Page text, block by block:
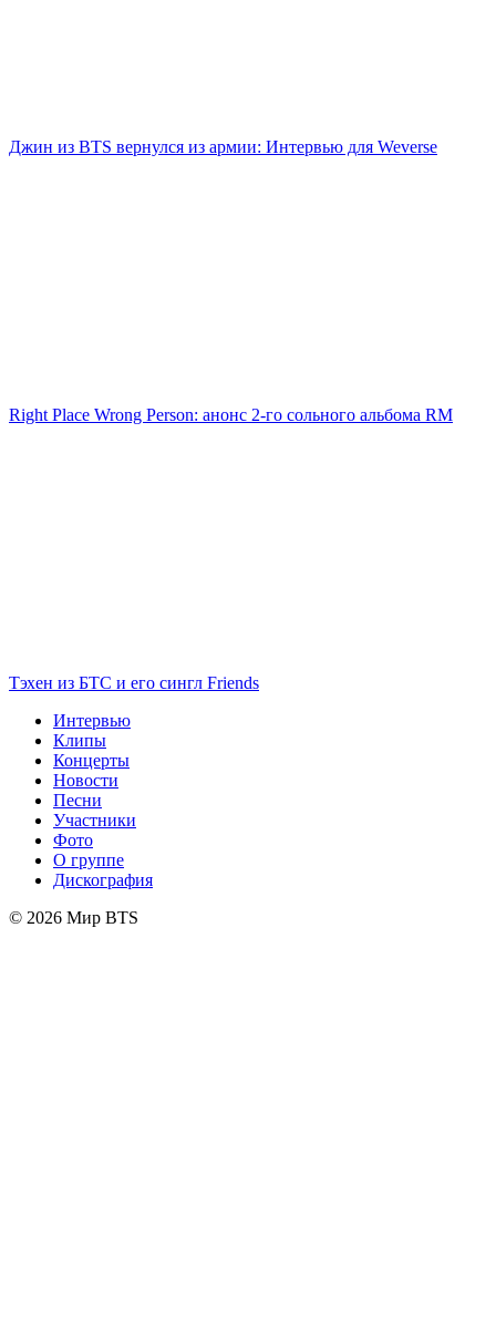
Джин из BTS вернулся из армии: Интервью для Weverse
Right Place Wrong Person: анонс 2-го сольного альбома RM
Тэхен из БТС и его сингл Friends
Интервью
Клипы
Концерты
Новости
Песни
Участники
Фото
О группе
Дискография
© 2026 Мир BTS